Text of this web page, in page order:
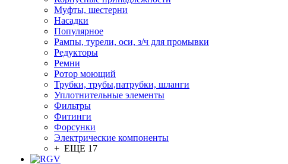
Муфты, шестерни
Насадки
Популярное
Рампы, турели, оси, з/ч для промывки
Редукторы
Ремни
Ротор моющий
Трубки, трубы,патрубки, шланги
Уплотнительные элементы
Фильтры
Фитинги
Форсунки
Электрические компоненты
+ ЕЩЕ 17